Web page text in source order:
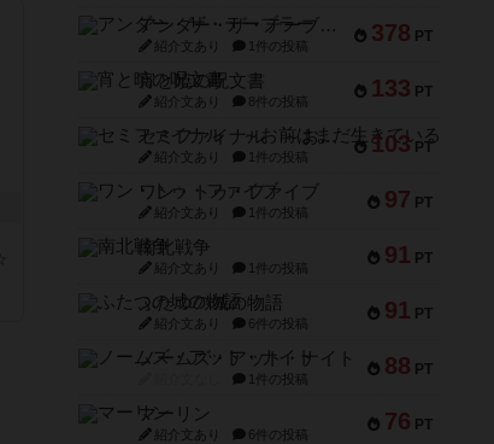
378 PT
アンダー・ザ・テーブラー
紹介文あり 1件の投稿
133 PT
宵と暁の呪文書
紹介文あり 8件の投稿
103 PT
セミファイナル ～お前はまだ生きている～
紹介文あり 1件の投稿
97 PT
ワン・トゥ・ファイブ
紹介文あり 1件の投稿
91 PT
南北戦争
紹介文あり 1件の投稿
91 PT
ふたつの城の物語
紹介文あり 6件の投稿
88 PT
ノームズ・アット・ナイト
1件の投稿
76 PT
マーリン
紹介文あり 6件の投稿